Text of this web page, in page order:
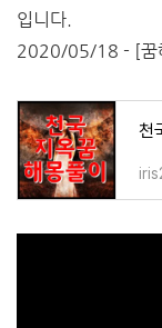
입니다.
2020/05/18 - [꿈
천